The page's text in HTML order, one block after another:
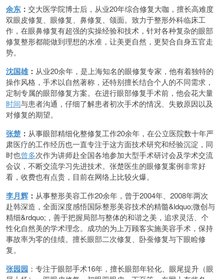
余东 ： 交大医学院博士后，从业20年综合修复大咖，擅长高难度
双眼皮修复、眼修复、鼻修复、颌面。致力于整形外科临床工
作，在眼鼻修复有超强的实操经验和技术，针对各种复杂的眼部
修复整形都能做到理想的水准，让美更自然，更契合自身五官走
势。
沈国雄： 从业20余年，是上海知名的眼修复专家，他有着独特的
操作风格，手术以自然著称，还特别擅长结合个人的不同需求，
定制专属的眼部修复方案。在进行眼部修复手术前，他会花大量
时间与患者沟通，仔细了解患者初次手术的情况、失败原因以及
对修复的期望。
张楚 ： 从事眼部精细化整修复工作20余年，在公立医院数十年严
肃医疗的工作经历也一直专注于这方面技术研究和经验沉淀，同
时也曾多次作为讲师赴全国各地参加大型手术研讨会及学术交流
会议，不断交流学习先进技术。张楚医生的眼修复案例非常好
看，收费也有点贵，目前在网络上比较火爆。
李月辉 ： 从事整形美容工作20余年，曾于2004年、2008年两次
赴韩深造，全面深度感悟国际整形美容技术的精髓&ldquo;微创与
精细&rdquo;，善于把握局部与整体的和谐之美，追求灵活、个
性化自然美的学术理念。成功的为上万顾客实施美容手术，保持
事故率为零的佳绩。擅长眼部二次修复、卧蚕修复与下眼睑修
复。
张园园 ：专注于眼部手术16年，擅长眼部年轻化、眼尾提升（眼